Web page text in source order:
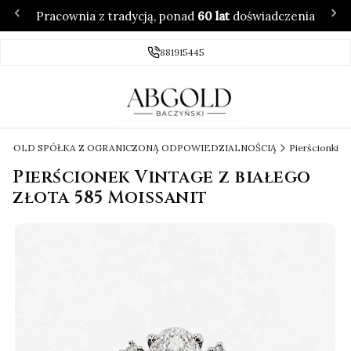
Pracownia z tradycją, ponad 60 latdoświadczenia
881915445
SPÓŁKA Z OGRANICZONĄ ODPOWIEDZIALNOŚCIĄ Pierścionki
Pierścionek Vintage z białego
złota 585 Moissanit